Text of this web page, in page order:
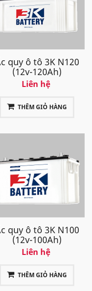
quy ô tô 3K N120
(12v-120Ah)
Liên hệ
THÊM GIỎ HÀNG
quy ô tô 3K N100
(12v-100Ah)
Liên hệ
THÊM GIỎ HÀNG